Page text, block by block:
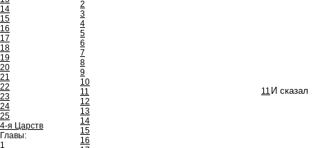
14
15
16
17
18
19
20
21
22
23
24
25
4-я Царств
Главы:
1
2
3
4
5
6
7
8
9
10
11
12
13
14
15
16
11 И